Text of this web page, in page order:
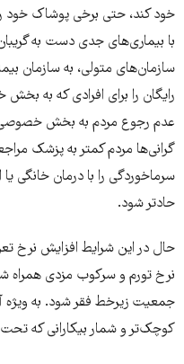
خود کند، حتی برخی پوشاک خود را
با بیماری‌های جدی دست به
سازمان‌های متولی، به سازمان
رایگان را برای افرادی که به
عدم رجوع مردم به بخش خصوصی
گرانی‌ها مردم کمتر به پزشک
سرماخوردگی را با درمان خانگی
حادتر شود.
حال در این شرایط افزایش نرخ
نرخ تورم و سرکوب مزدی همراه
جمعیت زیرخط فقر شود. به ویژه
کوچک‌تر و شمار بیکارانی که تحت